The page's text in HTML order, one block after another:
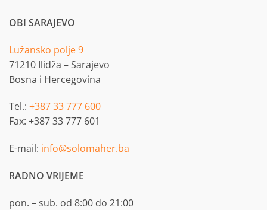
OBI SARAJEVO
Lužansko polje 9
71210 Ilidža – Sarajevo
Bosna i Hercegovina
Tel.: +387 33 777 600
Fax: +387 33 777 601
E-mail: info@solomaher.ba
RADNO VRIJEME
pon. – sub. od 8:00 do 21:00